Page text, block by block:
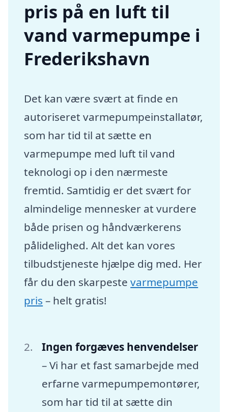
pris på en luft til
vand varmepumpe i
Frederikshavn
Det kan være svært at finde en
autoriseret varmepumpeinstallatør,
som har tid til at sætte en
varmepumpe med luft til vand
teknologi op i den nærmeste
fremtid. Samtidig er det svært for
almindelige mennesker at vurdere
både prisen og håndværkerens
pålidelighed. Alt det kan vores
tilbudstjeneste hjælpe dig med. Her
får du den skarpestevarmepumpe
pris – helt gratis!
Ingen forgæves henvendelser
– Vi har et fast samarbejde med
erfarne varmepumpemontører,
som har tid til at sætte din